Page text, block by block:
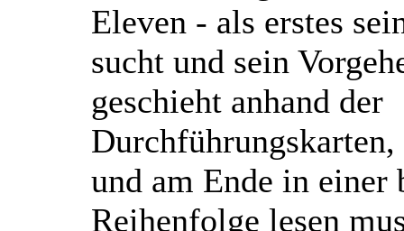
Eleven - als erstes
sucht und sein
geschieht anhand der
und am Ende in einer
Reihenfolge lesen